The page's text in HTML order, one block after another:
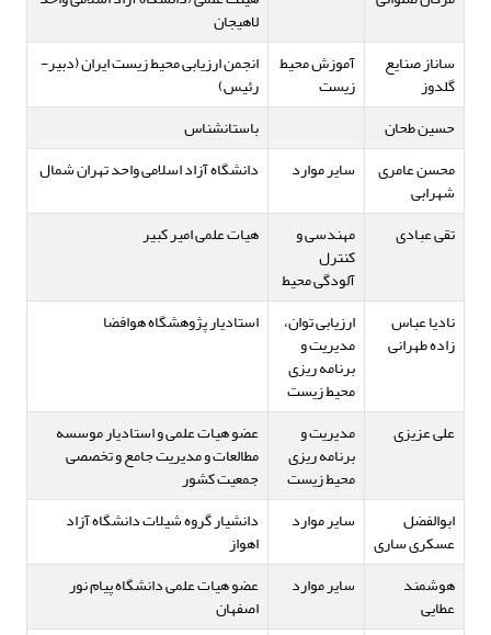
لاهیجان
ساناز صنایع
گلدوز
آموزش محیط
زیست
انجمن ارزیابی محیط زیست ایران (دبیر-
رئیس)
حسین طحان
باستانشناس
محسن عامری
شهرابی
سایر موارد دانشگاه آزاد اسلامی واحد تهران شمال
تقی عبادی مهندسی و
کنترل
آلودگی محیط
هیات علمی امیر کبیر
نادیا عباس
زاده طهرانی
ارزیابی توان،
مدیریت و
برنامه ریزی
محیط زیست
استادیار پژوهشگاه هوافضا
علی عزیزی مدیریت و
برنامه ریزی
محیط زیست
عضو هیات علمی و استادیار موسسه
مطالعات و مدیریت جامع و تخصصی
جمعیت کشور
ابوالفضل
عسکری ساری
سایر موارد دانشیار گروه شیلات دانشگاه آزاد
اهواز
هوشمند
عطایی
سایر موارد عضو هیات علمی دانشگاه پیام نور
اصفهان